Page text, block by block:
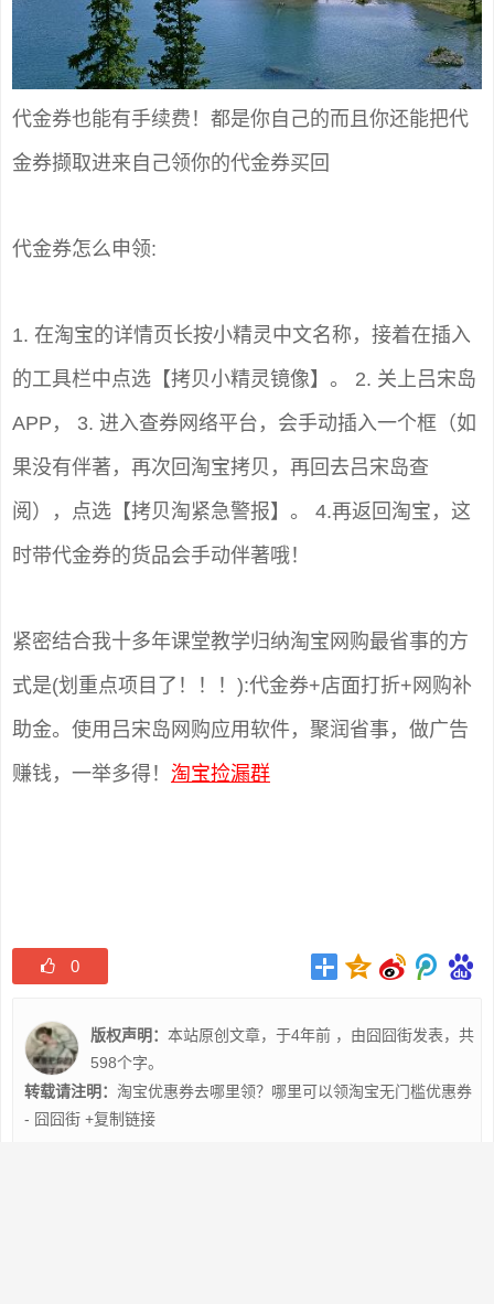
代金券也能有手续费！都是你自己的而且你还能把代
金券撷取进来自己领你的代金券买回
代金券怎么申领:
1. 在淘宝的详情页长按小精灵中文名称，接着在插入
的工具栏中点选【拷贝小精灵镜像】。 2. 关上吕宋岛
APP， 3. 进入查券网络平台，会手动插入一个框（如
果没有伴著，再次回淘宝拷贝，再回去吕宋岛查
阅），点选【拷贝淘紧急警报】。 4.再返回淘宝，这
时带代金券的货品会手动伴著哦！
紧密结合我十多年课堂教学归纳淘宝网购最省事的方
式是(划重点项目了！！！):代金券+店面打折+网购补
助金。使用吕宋岛网购应用软件，聚润省事，做广告
赚钱，一举多得！ 淘宝捡漏群
0
版权声明： 本站原创文章，于4年前 ，由囧囧街发表，共
598个字。
转载请注明： 淘宝优惠券去哪里领？哪里可以领淘宝无门槛优惠券
- 囧囧街 +复制链接